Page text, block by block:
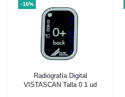
-16%
Añadir al carrito
Radiografía Digital
VISTASCAN Talla 0 1 ud